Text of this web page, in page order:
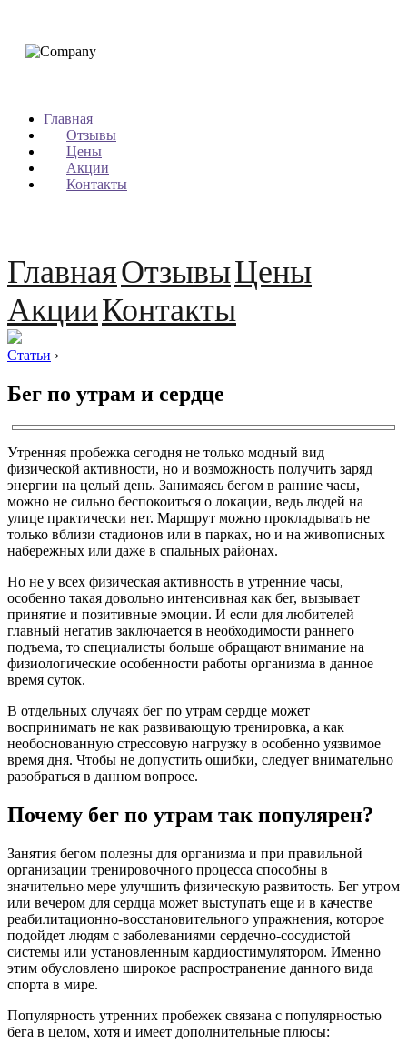
Главная
Отзывы
Цены
Акции
Контакты
ГлавнаяОтзывыЦены
АкцииКонтакты
Статьи ›
Бег по утрам и сердце
Утренняя пробежка сегодня не только модный вид
физической активности, но и возможность получить заряд
энергии на целый день. Занимаясь бегом в ранние часы,
можно не сильно беспокоиться о локации, ведь людей на
улице практически нет. Маршрут можно прокладывать не
только вблизи стадионов или в парках, но и на живописных
набережных или даже в спальных районах.
Но не у всех физическая активность в утренние часы,
особенно такая довольно интенсивная как бег, вызывает
принятие и позитивные эмоции. И если для любителей
главный негатив заключается в необходимости раннего
подъема, то специалисты больше обращают внимание на
физиологические особенности работы организма в данное
время суток.
В отдельных случаях бег по утрам сердце может
воспринимать не как развивающую тренировка, а как
необоснованную стрессовую нагрузку в особенно уязвимое
время дня. Чтобы не допустить ошибки, следует внимательно
разобраться в данном вопросе.
Почему бег по утрам так популярен?
Занятия бегом полезны для организма и при правильной
организации тренировочного процесса способны в
значительно мере улучшить физическую развитость. Бег утром
или вечером для сердца может выступать еще и в качестве
реабилитационно-восстановительного упражнения, которое
подойдет людям с заболеваниями сердечно-сосудистой
системы или установленным кардиостимулятором. Именно
этим обусловлено широкое распространение данного вида
спорта в мире.
Популярность утренних пробежек связана с популярностью
бега в целом, хотя и имеет дополнительные плюсы: